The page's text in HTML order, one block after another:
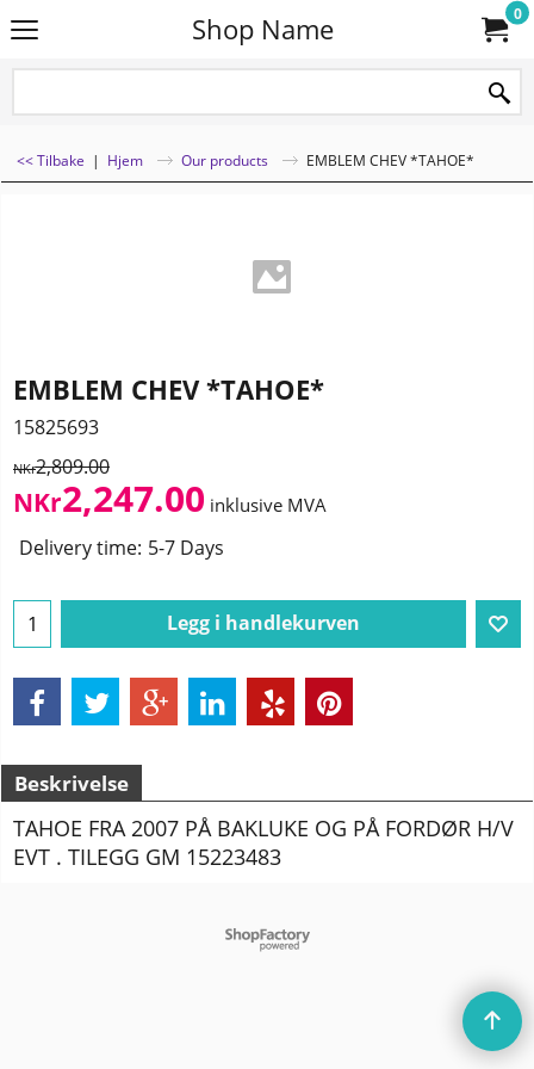
Shop Name 0
<< Tilbake | Hjem Our products EMBLEM CHEV *TAHOE*
EMBLEM CHEV *TAHOE*
15825693
NKr2,809.00
NKr2,247.00 inklusive MVA
Delivery time: 5-7 Days
Legg i handlekurven
Beskrivelse
TAHOE FRA 2007 PÅ BAKLUKE OG PÅ FORDØR H/V
EVT . TILEGG GM 15223483
To create online store
ShopFactory eCommerce